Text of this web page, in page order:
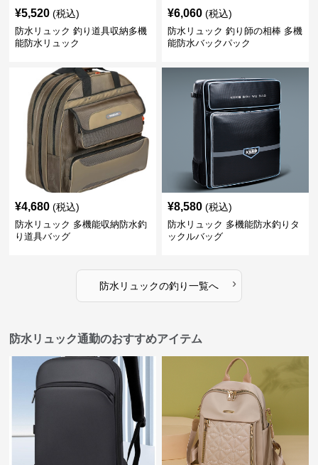
¥5,520 (税込)
防水リュック 釣り道具収納多機
能防水リュック
¥6,060 (税込)
防水リュック 釣り師の相棒 多機
能防水バックパック
¥4,680 (税込)
防水リュック 多機能収納防水釣
り道具バッグ
¥8,580 (税込)
防水リュック 多機能防水釣りタ
ックルバッグ
防水リュックの釣り一覧へ ›
防水リュック通勤のおすすめアイテム